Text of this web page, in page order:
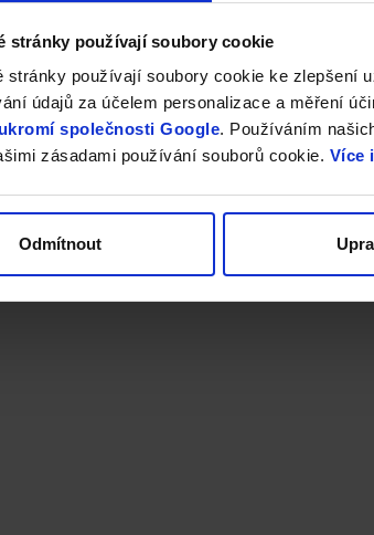
stránky používají soubory cookie
stránky používají soubory cookie ke zlepšení
údajů za účelem personalizace a měření
společnosti Google. Používáním
zásadami používání souborů cookie. Více
Odmítnout